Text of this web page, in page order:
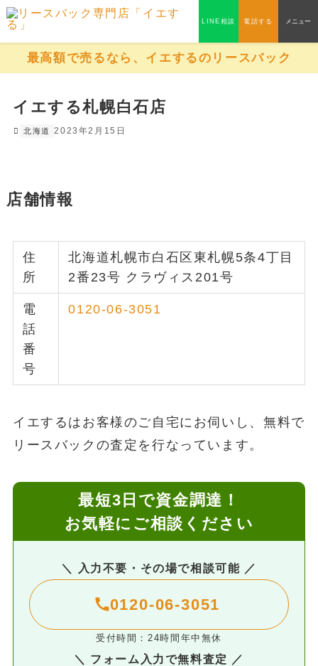
LINE相談 電話する メニュー
最高額で売るなら、イエするのリースバック
イエする札幌白石店
北海道 2023年2月15日
店舗情報
住
所
北海道札幌市白石区東札幌5条4丁目
2番23号 クラヴィス201号
電
話
番
号
0120-06-3051
イエするはお客様のご自宅にお伺いし、無料で
リースバックの査定を行なっています。
最短3日で資金調達！
お気軽にご相談ください
＼ 入力不要・その場で相談可能 ／
0120-06-3051
受付時間：24時間年中無休
＼ フォーム入力で無料査定 ／